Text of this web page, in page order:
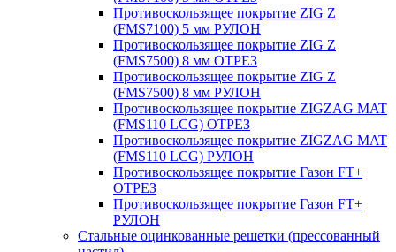
Противоскользящее покрытие ZIG Z
(FMS7100) 5 мм РУЛОН
Противоскользящее покрытие ZIG Z
(FMS7500) 8 мм ОТРЕЗ
Противоскользящее покрытие ZIG Z
(FMS7500) 8 мм РУЛОН
Противоскользящее покрытие ZIGZAG MAT
(FMS110 LCG) ОТРЕЗ
Противоскользящее покрытие ZIGZAG MAT
(FMS110 LCG) РУЛОН
Противоскользящее покрытие Газон FT+
ОТРЕЗ
Противоскользящее покрытие Газон FT+
РУЛОН
Стальные оцинкованные решетки (прессованный